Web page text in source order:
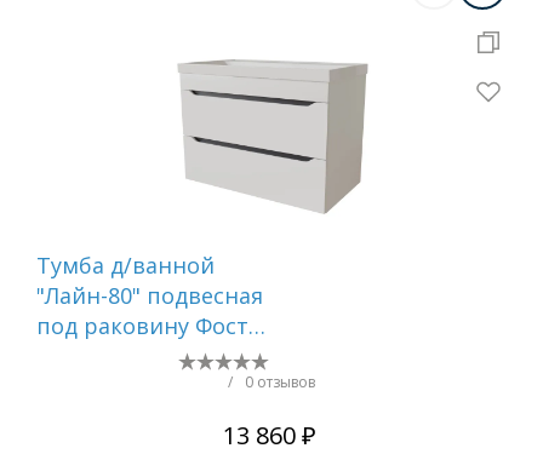
Тумба д/ванной
"Лайн-80" подвесная
под раковину Фостер
80 (Kirovit)/Fest-80
/ 0 отзывов
13 860 ₽